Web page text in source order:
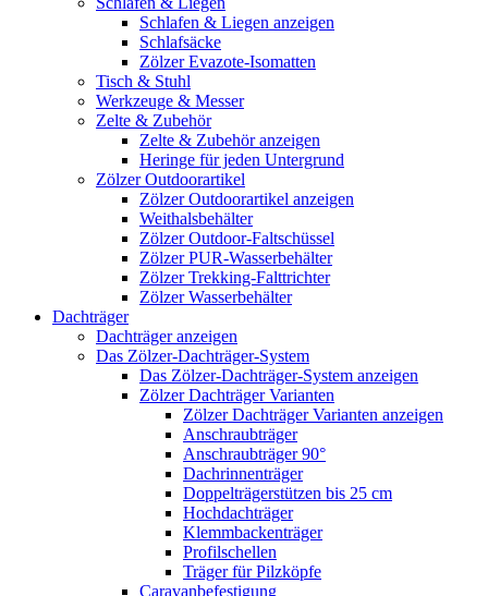
Schlafen & Liegen anzeigen
Schlafsäcke
Zölzer Evazote-Isomatten
Tisch & Stuhl
Werkzeuge & Messer
Zelte & Zubehör
Zelte & Zubehör anzeigen
Heringe für jeden Untergrund
Zölzer Outdoorartikel
Zölzer Outdoorartikel anzeigen
Weithalsbehälter
Zölzer Outdoor-Faltschüssel
Zölzer PUR-Wasserbehälter
Zölzer Trekking-Falttrichter
Zölzer Wasserbehälter
Dachträger
Dachträger anzeigen
Das Zölzer-Dachträger-System
Das Zölzer-Dachträger-System anzeigen
Zölzer Dachträger Varianten
Zölzer Dachträger Varianten anzeigen
Anschraubträger
Anschraubträger 90°
Dachrinnenträger
Doppelträgerstützen bis 25 cm
Hochdachträger
Klemmbackenträger
Profilschellen
Träger für Pilzköpfe
Caravanbefestigung